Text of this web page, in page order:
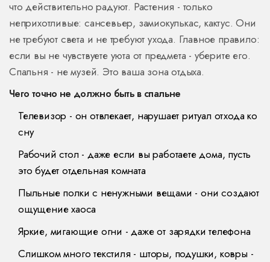
что действительно радуют. Растения - только
неприхотливые: сансевьер, замиокулькас, кактус. Они
не требуют света и не требуют ухода. Главное правило:
если вы не чувствуете уюта от предмета - уберите его.
Спальня - не музей. Это ваша зона отдыха.
Чего точно не должно быть в спальне
Телевизор - он отвлекает, нарушает ритуал отхода ко
сну
Рабочий стол - даже если вы работаете дома, пусть
это будет отдельная комната
Пыльные полки с ненужными вещами - они создают
ощущение хаоса
Яркие, мигающие огни - даже от зарядки телефона
Слишком много текстиля - шторы, подушки, ковры -